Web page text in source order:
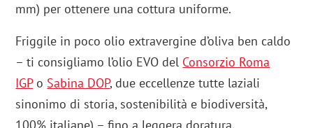
mm) per ottenere una cottura uniforme.
Friggile in poco olio extravergine d’oliva ben caldo
– ti consigliamo l’olio EVO del Consorzio Roma
IGPo Sabina DOP, due eccellenze tutte laziali
sinonimo di storia, sostenibilità e biodiversità,